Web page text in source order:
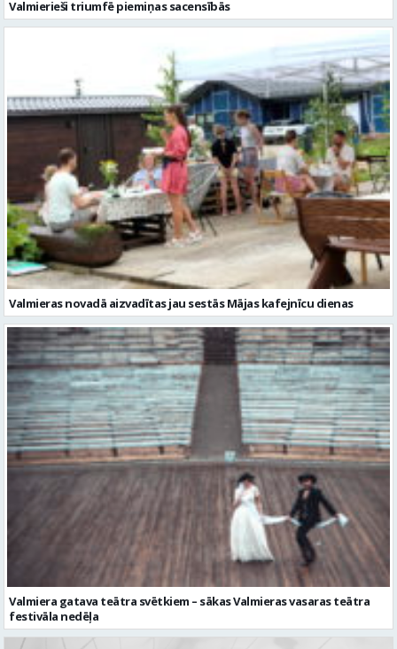
Valmierieši triumfē piemiņas sacensībās
Valmieras novadā aizvadītas jau sestās Mājas kafejnīcu dienas
Valmiera gatava teātra svētkiem – sākas Valmieras vasaras teātra
festivāla nedēļa